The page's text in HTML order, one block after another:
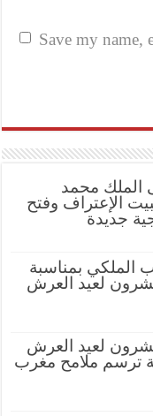
Save my name,
الملك محمد
الإعتراف وفتح
جديدة
الملكي بمناسبة
لعيد العرش
لعيد العرش
ترسم ملامح مغرب